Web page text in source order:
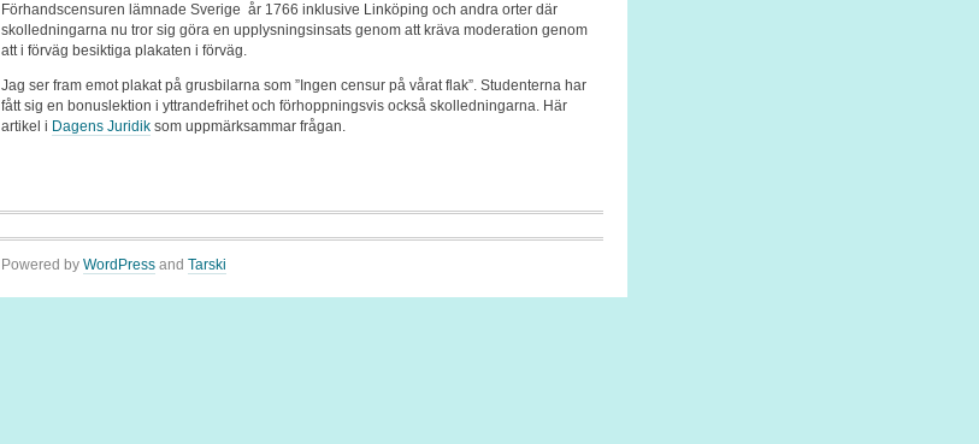
Förhandscensuren lämnade Sverige år 1766 inklusive Linköping och andra orter där
skolledningarna nu tror sig göra en upplysningsinsats genom att kräva moderation genom
att i förväg besiktiga plakaten i förväg.
Jag ser fram emot plakat på grusbilarna som ”Ingen censur på vårat flak”. Studenterna har
fått sig en bonuslektion i yttrandefrihet och förhoppningsvis också skolledningarna. Här
artikel i Dagens Juridik som uppmärksammar frågan.
Powered by WordPress and Tarski